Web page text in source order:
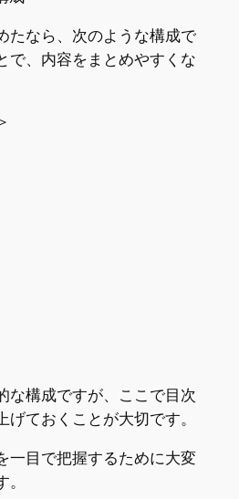
たなら、次のような構成で
で、内容をまとめやすくな
な構成ですが、ここで目次
げておくことが大切です。
一目で把握するために大変